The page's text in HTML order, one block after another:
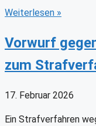
Weiterlesen »
Vorwurf
zum
17. Februar 2026
Ein Strafverfahren